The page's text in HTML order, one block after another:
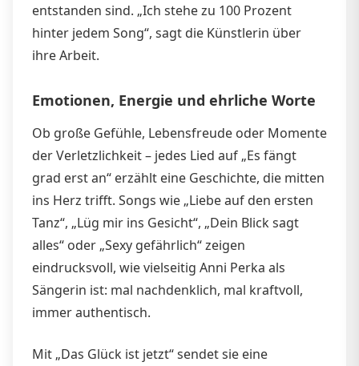
entstanden sind. „Ich stehe zu 100 Prozent
hinter jedem Song“, sagt die Künstlerin über
ihre Arbeit.
Emotionen, Energie und ehrliche Worte
Ob große Gefühle, Lebensfreude oder Momente
der Verletzlichkeit – jedes Lied auf „Es fängt
grad erst an“ erzählt eine Geschichte, die mitten
ins Herz trifft. Songs wie „Liebe auf den ersten
Tanz“, „Lüg mir ins Gesicht“, „Dein Blick sagt
alles“ oder „Sexy gefährlich“ zeigen
eindrucksvoll, wie vielseitig Anni Perka als
Sängerin ist: mal nachdenklich, mal kraftvoll,
immer authentisch.
Mit „Das Glück ist jetzt“ sendet sie eine